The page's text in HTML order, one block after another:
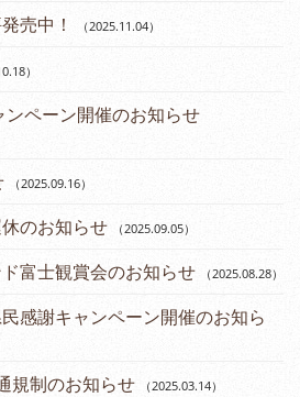
売中！ （2025.11.04）
）
ペーン開催のお知らせ
（2025.09.16）
のお知らせ （2025.09.05）
富士観賞会のお知らせ （2025.08.28）
感謝キャンペーン開催のお知ら
制のお知らせ （2025.03.14）